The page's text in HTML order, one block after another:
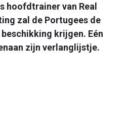
hoofdtrainer van Real
zal de Portugees de
krijgen. Eén
zijn verlanglijstje.